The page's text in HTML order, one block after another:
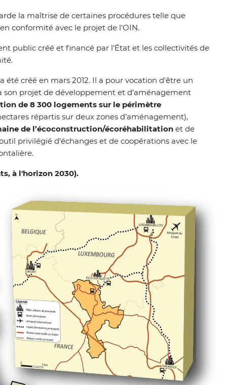
la maîtrise de certaines procédures telle que
conformité avec le projet de l'OIN.
public créé et financé par l'État et les collectivités de
a été créé en mars 2012. Il a pour vocation d'être un
projet de développement et d’aménagement
de 8 300 logements sur le périmètre
répartis sur deux zones d’aménagement),
de l’écoconstruction/écoréhabilitation et de
privilégié d'échanges et de coopérations avec le
à l'horizon 2030).